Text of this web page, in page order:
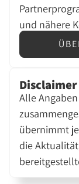
und nähere
Disclaimer
Alle
übernimmt
die